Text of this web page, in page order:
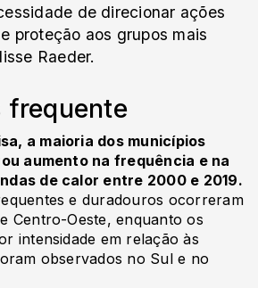
de direcionar ações
proteção aos grupos mais
Raeder.
frequente
a maioria dos municípios
aumento na frequência e na
de calor entre 2000 e 2019.
e duradouros ocorreram
Centro-Oeste, enquanto os
intensidade em relação às
observados no Sul e no